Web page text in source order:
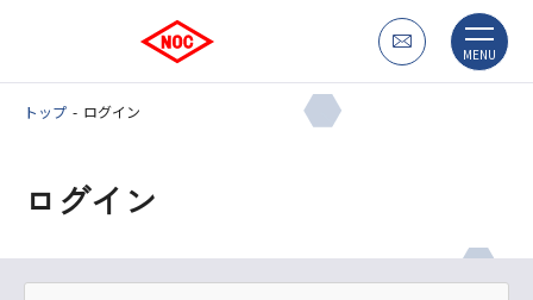
MENU
トップ ログイン
ログイン